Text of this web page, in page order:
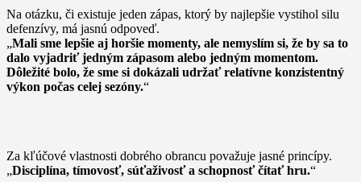
Na otázku, či existuje jeden zápas, ktorý by najlepšie vystihol silu
defenzívy, má jasnú odpoveď.
„Mali sme lepšie aj horšie momenty, ale nemyslím si, že by sa to
dalo vyjadriť jedným zápasom alebo jedným momentom.
Dôležité bolo, že sme si dokázali udržať relatívne konzistentný
výkon počas celej sezóny.“
Za kľúčové vlastnosti dobrého obrancu považuje jasné princípy.
„Disciplína, tímovosť, súťaživosť a schopnosť čítať hru.“